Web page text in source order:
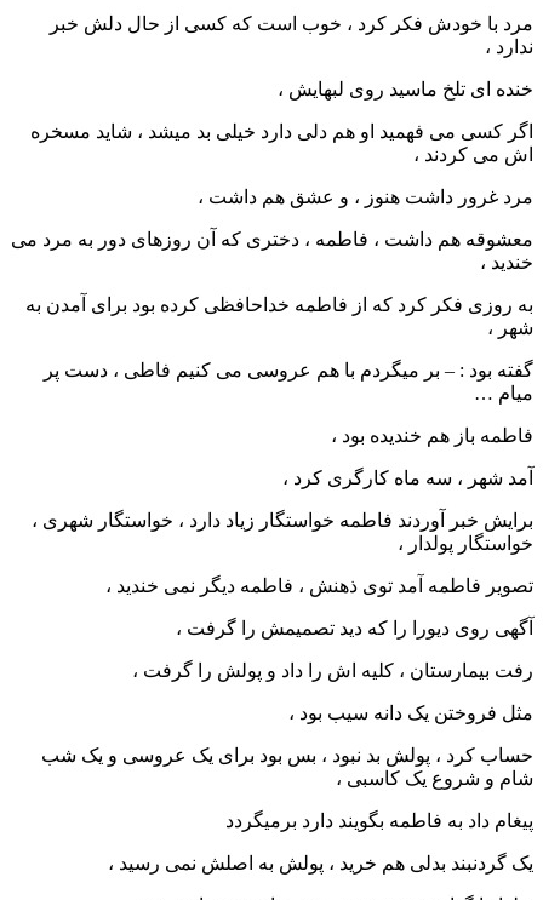
مرد با خودش فکر کرد ، خوب است که کسی از حال دلش خبر
ندارد ،
خنده ای تلخ ماسید روی لبهایش ،
اگر کسی می فهمید او هم دلی دارد خیلی بد میشد ، شاید مسخره
اش می کردند ،
مرد غرور داشت هنوز ، و عشق هم داشت ،
معشوقه هم داشت ، فاطمه ، دختری که آن روزهای دور به مرد می
خندید ،
به روزی فکر کرد که از فاطمه خداحافظی کرده بود برای آمدن به
شهر ،
گفته بود : – بر میگردم با هم عروسی می کنیم فاطی ، دست پر
میام …
فاطمه باز هم خندیده بود ،
آمد شهر ، سه ماه کارگری کرد ،
برایش خبر آوردند فاطمه خواستگار زیاد دارد ، خواستگار شهری ،
خواستگار پولدار ،
تصویر فاطمه آمد توی ذهنش ، فاطمه دیگر نمی خندید ،
آگهی روی دیورا را که دید تصمیمش را گرفت ،
رفت بیمارستان ، کلیه اش را داد و پولش را گرفت ،
مثل فروختن یک دانه سیب بود ،
حساب کرد ، پولش بد نبود ، بس بود برای یک عروسی و یک شب
شام و شروع یک کاسبی ،
پیغام داد به فاطمه بگویند دارد برمیگردد
یک گردنبند بدلی هم خرید ، پولش به اصلش نمی رسید ،